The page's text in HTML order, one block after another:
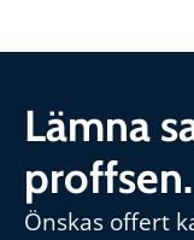
Lämna
proffsen.
Önskas offert